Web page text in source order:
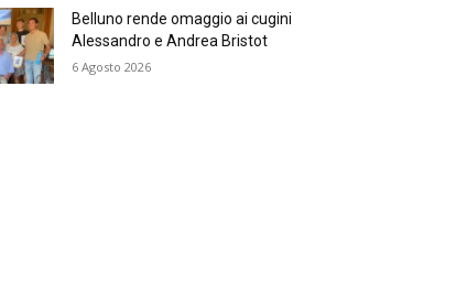
Belluno rende omaggio ai cugini
Alessandro e Andrea Bristot
6 Agosto 2026